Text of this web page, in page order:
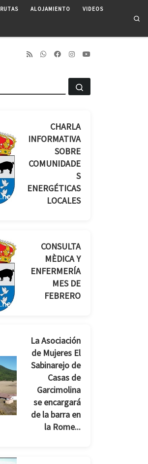
RUTAS ALOJAMIENTO VIDEOS
CHARLA
INFORMATIVA
SOBRE
COMUNIDADE
S
ENERGÉTICAS
LOCALES
CONSULTA
MÈDICA Y
ENFERMERÍA
MES DE
FEBRERO
La Asociación
de Mujeres El
Sabinarejo de
Casas de
Garcimolina
se encargará
de la barra en
la Rome...